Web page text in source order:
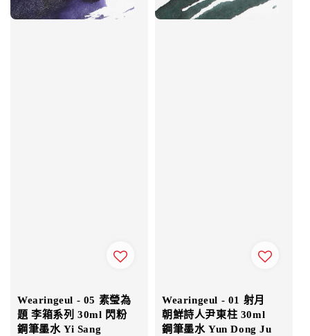
Wearingeul - 05 素瑩為
題 李箱系列 30ml 閃粉
鋼筆墨水 Yi Sang
Wearingeul - 01 射月
朝鮮詩人尹東柱 30ml
鋼筆墨水 Yun Dong Ju